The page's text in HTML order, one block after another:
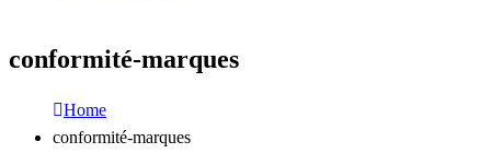
conformité-marques
Home
conformité-marques